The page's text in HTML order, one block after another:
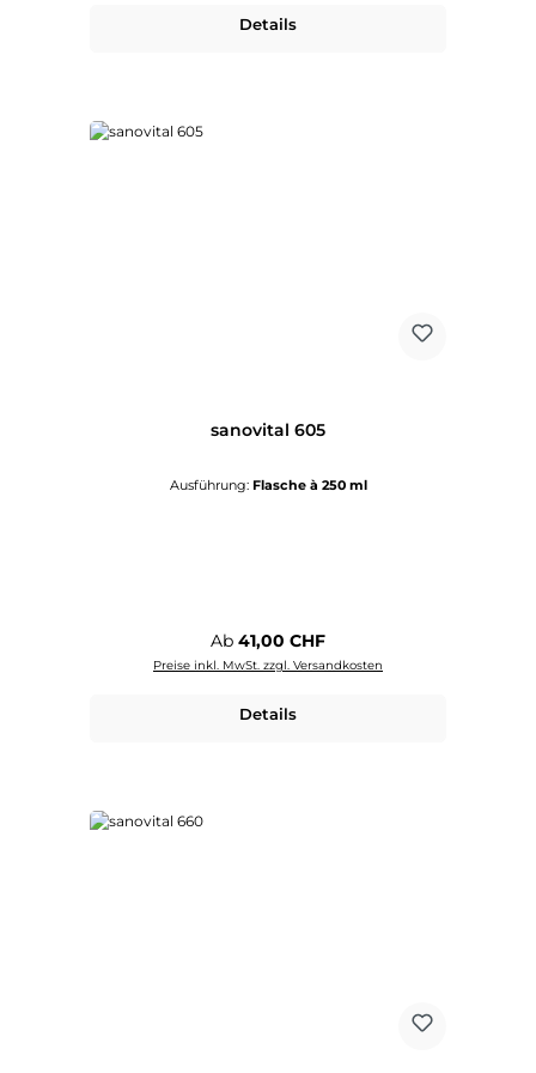
Details
sanovital 605
Ausführung: Flasche à 250 ml
Regulärer Preis:
Ab 41,00 CHF
Preise inkl. MwSt. zzgl. Versandkosten
Details